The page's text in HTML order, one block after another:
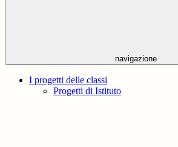
navigazione
I progetti delle classi
Progetti di Istituto